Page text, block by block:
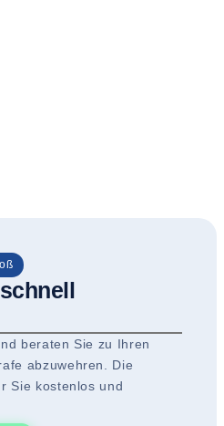
beraten Sie zu Ihren
abzuwehren. Die
Sie kostenlos und